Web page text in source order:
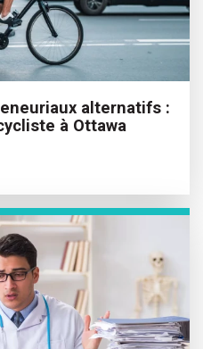
alternatifs :
à Ottawa